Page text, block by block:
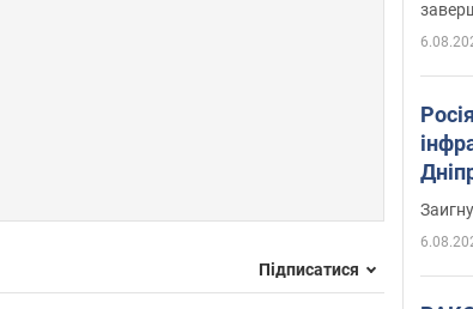
Підписатися